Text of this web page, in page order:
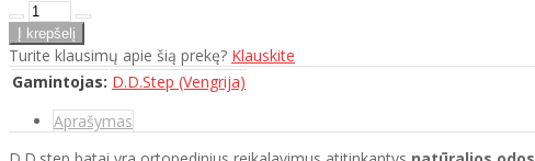
Turite klausimų apie šią prekę? Klauskite
Gamintojas: D.D.Step (Vengrija)
Aprašymas